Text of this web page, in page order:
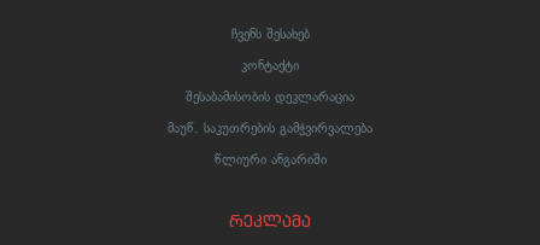
ჩვენს შესახებ
კონტაქტი
შესაბამისობის დეკლარაცია
მაუწ. საკუთრების გამჭვირვალება
წლიური ანგარიში
რეკლამა